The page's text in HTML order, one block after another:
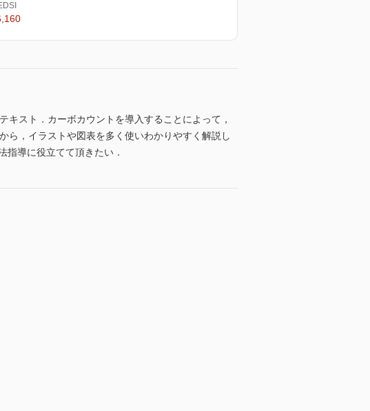
スト．カーボカウントを導入することによって，
ら，イラストや図表を多く使いわかりやすく解説し
指導に役立てて頂きたい．